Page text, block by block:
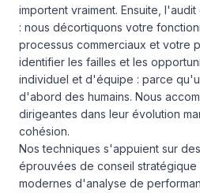
importent vraiment. Ensuite,
: nous décortiquons votre
processus commerciaux et votre
identifier les failles et les
individuel et d'équipe : parce
d'abord des humains. Nous
dirigeantes dans leur évolution
cohésion.
Nos techniques s'appuient sur
éprouvées de conseil stratégique
modernes d'analyse de